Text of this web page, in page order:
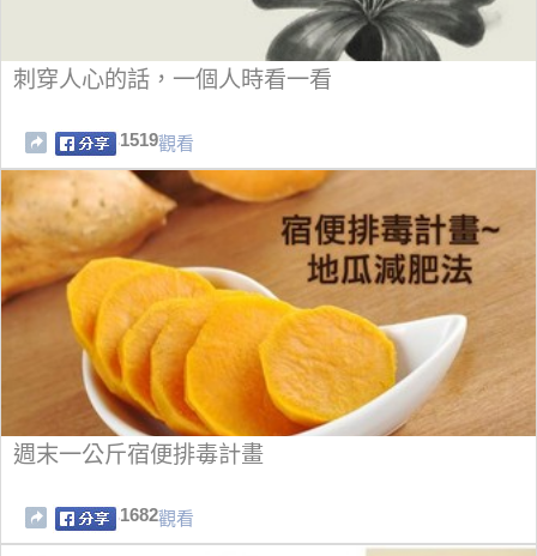
刺穿人心的話，一個人時看一看
1519觀看
週末一公斤宿便排毒計畫
1682觀看